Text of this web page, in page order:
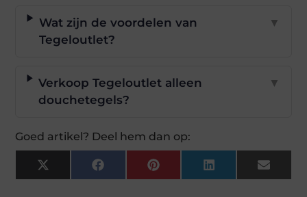
Wat zijn de voordelen van
Tegeloutlet?
▼
Verkoop Tegeloutlet alleen
douchetegels?
▼
Goed artikel? Deel hem dan op:
X
(Twitter)
FacebookPinterestLinkedInEmail